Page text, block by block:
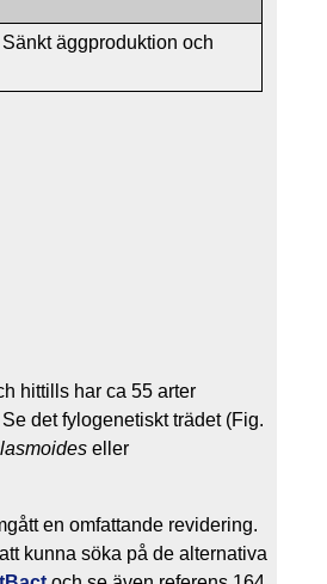
äggproduktion och
hittills har ca 55 arter
Se det fylogenetiskt trädet (Fig.
eller
en omfattande revidering.
kunna söka på de alternativa